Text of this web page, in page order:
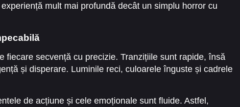
mult mai profundă decât un simplu horror cu
fiecare secvență cu precizie. Tranzițiile sunt rapide, însă
și disperare. Luminile reci, culoarele înguste și cadrele
de acțiune și cele emoționale sunt fluide. Astfel,